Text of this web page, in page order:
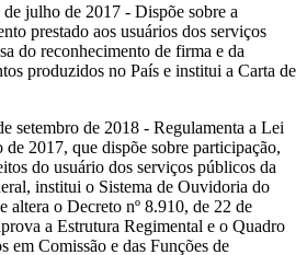
julho de 2017 - Dispõe sobre a
prestado aos usuários dos serviços
do reconhecimento de firma e da
produzidos no País e institui a Carta de
setembro de 2018 - Regulamenta a Lei
2017, que dispõe sobre participação,
do usuário dos serviços públicos da
institui o Sistema de Ouvidoria do
altera o Decreto nº 8.910, de 22 de
a Estrutura Regimental e o Quadro
em Comissão e das Funções de